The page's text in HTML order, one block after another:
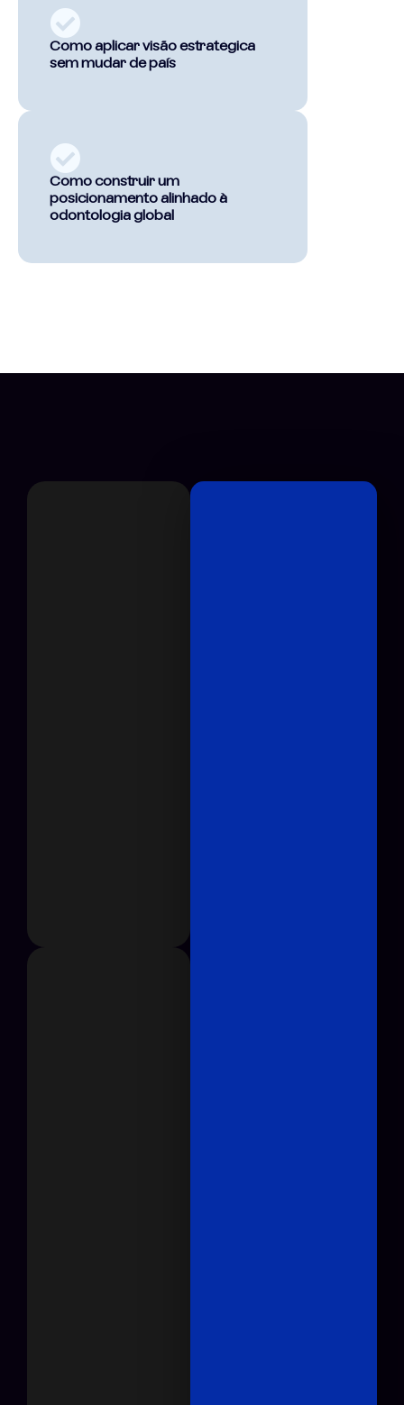
Como aplicar visão estratégica
sem mudar de país
Como construir um
posicionamento alinhado à
odontologia global